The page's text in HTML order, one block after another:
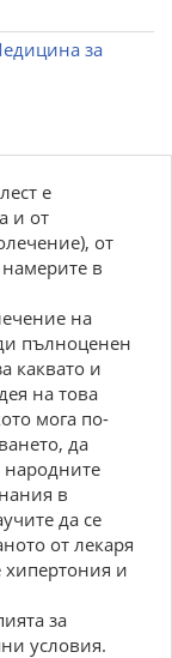
за
е
и от
от
в
на
пълноценен
каквато и
на това
мога по-
да
в
да се
от лекаря
хипертония и
за
условия.